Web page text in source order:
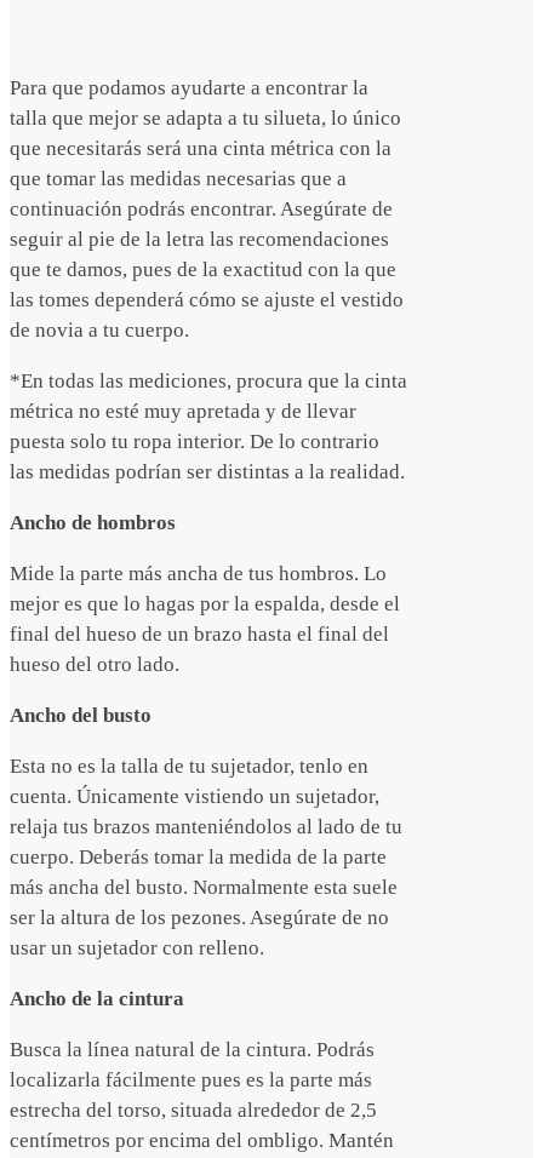
Para que podamos ayudarte a encontrar la
talla que mejor se adapta a tu silueta, lo único
que necesitarás será una cinta métrica con la
que tomar las medidas necesarias que a
continuación podrás encontrar. Asegúrate de
seguir al pie de la letra las recomendaciones
que te damos, pues de la exactitud con la que
las tomes dependerá cómo se ajuste el vestido
de novia a tu cuerpo.
*En todas las mediciones, procura que la cinta
métrica no esté muy apretada y de llevar
puesta solo tu ropa interior. De lo contrario
las medidas podrían ser distintas a la realidad.
Ancho de hombros
Mide la parte más ancha de tus hombros. Lo
mejor es que lo hagas por la espalda, desde el
final del hueso de un brazo hasta el final del
hueso del otro lado.
Ancho del busto
Esta no es la talla de tu sujetador, tenlo en
cuenta. Únicamente vistiendo un sujetador,
relaja tus brazos manteniéndolos al lado de tu
cuerpo. Deberás tomar la medida de la parte
más ancha del busto. Normalmente esta suele
ser la altura de los pezones. Asegúrate de no
usar un sujetador con relleno.
Ancho de la cintura
Busca la línea natural de la cintura. Podrás
localizarla fácilmente pues es la parte más
estrecha del torso, situada alrededor de 2,5
centímetros por encima del ombligo. Mantén